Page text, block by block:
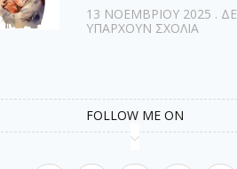
13 ΝΟΕΜΒΡΊΟΥ 2025
ΥΠΆΡΧΟΥΝ ΣΧΌΛΙΑ
FOLLOW ME ON